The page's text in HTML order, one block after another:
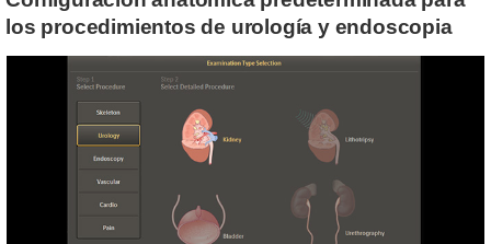
los procedimientos de urología y endoscopia